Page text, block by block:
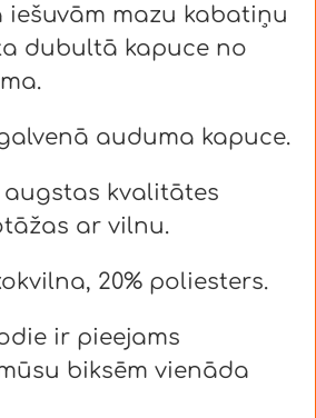
iešuvām mazu kabatiņu
dubultā kapuce no
auduma kapuce.
kvalitātes
ar vilnu.
20% poliesters.
ir pieejams
biksēm vienāda